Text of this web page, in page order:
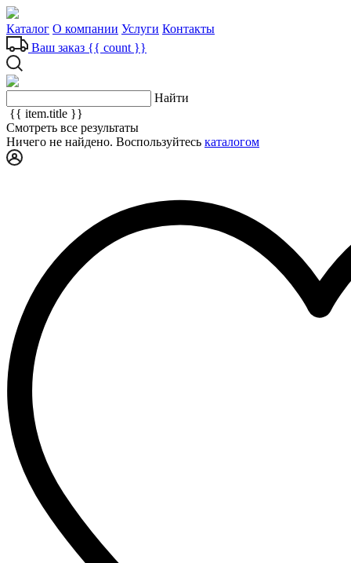
Каталог О компании Услуги Контакты
Ваш заказ {{ count }}
Найти
{{ item.title }}
Смотреть все результаты
Ничего не найдено. Воспользуйтесь каталогом